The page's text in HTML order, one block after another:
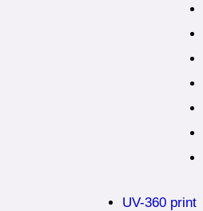
UV-360 print